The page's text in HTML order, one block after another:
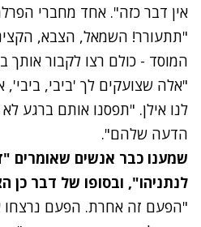
אין דבר כזה". אחד מחברי
"תתעורר! השמאל, הצבא,
המוסד - כולם רצו לקבור אותך
"אלה שצועקים לך 'ביבי,
לנו אילן. "תפסנו אותם ברגע לא
הדעה שלהם".
שמענו כבר אנשים שאומרים
לנתניהו", ובסופו של דבר כן
"הפעם זה אחרת. הפעם נרצחו